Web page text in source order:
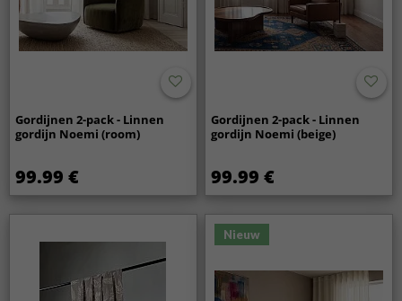
Gordijnen 2-pack - Linnen
gordijn Noemi (room)
99.99 €
Gordijnen 2-pack - Linnen
gordijn Noemi (beige)
99.99 €
Nieuw